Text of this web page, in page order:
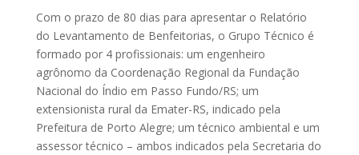
Com o prazo de 80 dias para apresentar o Relatório
do Levantamento de Benfeitorias, o Grupo Técnico é
formado por 4 profissionais: um engenheiro
agrônomo da Coordenação Regional da Fundação
Nacional do Índio em Passo Fundo/RS; um
extensionista rural da Emater-RS, indicado pela
Prefeitura de Porto Alegre; um técnico ambiental e um
assessor técnico – ambos indicados pela Secretaria do